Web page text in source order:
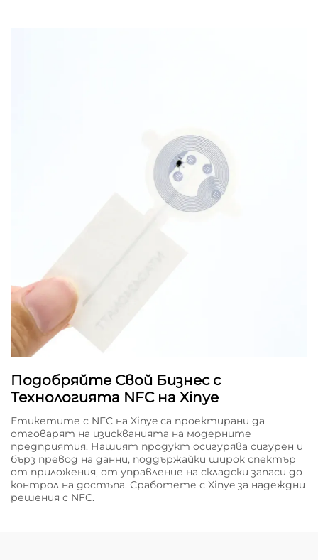
Подобряйте Свой Бизнес с
Технологията NFC на Xinye
Етикетите с NFC на Xinye са проектирани да
отговарят на изискванията на модерните
предприятия. Нашият продукт осигурява сигурен и
бърз превод на данни, поддържайки широк спектър
от приложения, от управление на складски запаси до
контрол на достъпа. Сработете с Xinye за надеждни
решения с NFC.